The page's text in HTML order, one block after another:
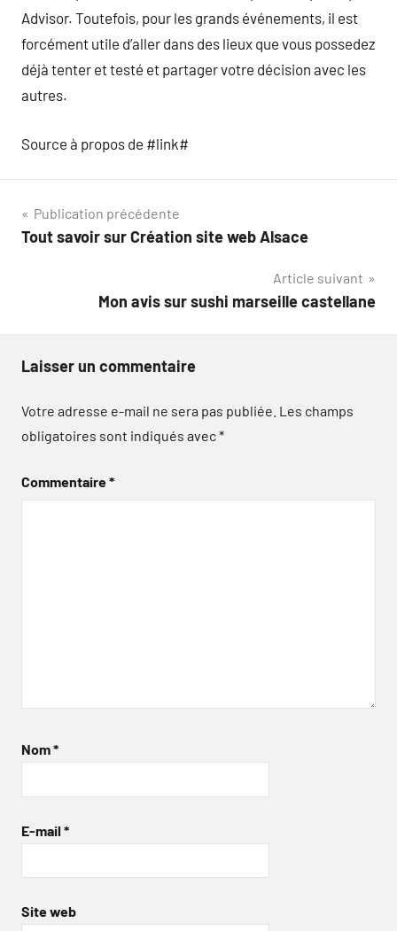
Advisor. Toutefois, pour les grands événements, il est
forcément utile d’aller dans des lieux que vous possedez
déjà tenter et testé et partager votre décision avec les
autres.
Source à propos de #link#
Navigation
de
Publication précédente
Tout savoir sur Création site web Alsace
Article suivant
Mon avis sur sushi marseille castellane
Laisser un commentaire
Votre adresse e-mail ne sera pas publiée. Les champs
obligatoires sont indiqués avec*
Commentaire*
Nom*
E-mail *
Site web